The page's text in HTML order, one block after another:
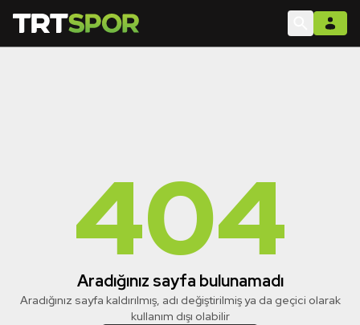
404
Aradığınız sayfa bulunamadı
Aradığınız sayfa kaldırılmış, adı değiştirilmiş ya da geçici olarak
kullanım dışı olabilir